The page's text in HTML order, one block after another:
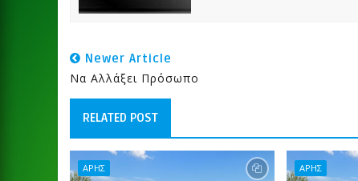
Newer Article
Να Αλλάξει Πρόσωπο
RELATED POST
ΑΡΗΣ ΑΡΗΣ